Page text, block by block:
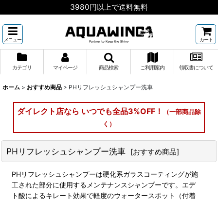
3980円以上で送料無料
メニュー カート
カテゴリ マイページ 商品検索 ご利用案内 領収書について
ホーム > おすすめ商品 > PHリフレッシュシャンプー洗車
ダイレクト店なら いつでも全品3%OFF！
（一部商品除
く）
PHリフレッシュシャンプー洗車 [おすすめ商品]
PHリフレッシュシャンプーは硬化系ガラスコーティングが施
工された部分に使用するメンテナンスシャンプーです。エデ
ト酸によるキレート効果で軽度のウォータースポット（付着